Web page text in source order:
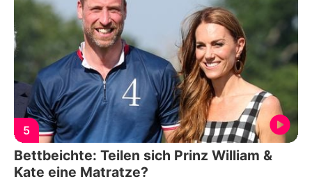
5
Bettbeichte: Teilen sich Prinz William &
Kate eine Matratze?